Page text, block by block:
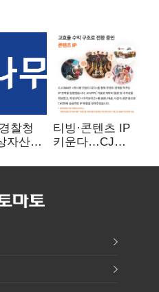
찰청
자산
사업
티빙·콘텐츠 IP
키운다…CJ
글로벌 확장 가속